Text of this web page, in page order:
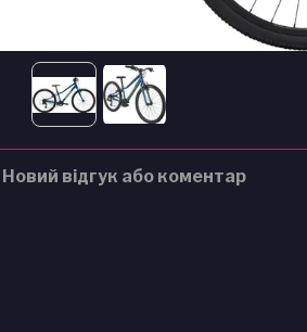
Новий відгук або коментар